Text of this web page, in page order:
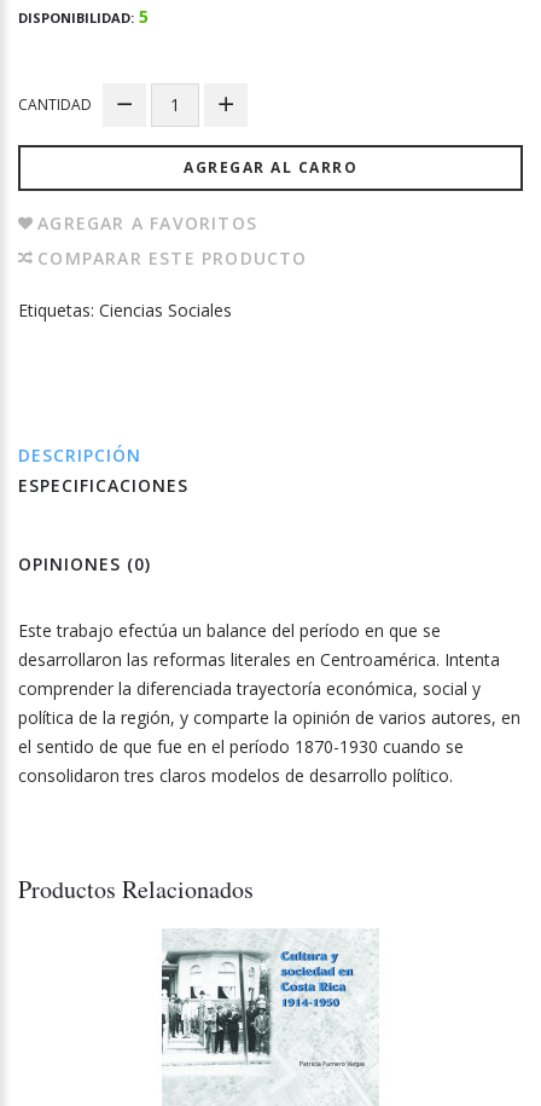
DISPONIBILIDAD: 5
CANTIDAD
AGREGAR AL CARRO
AGREGAR A FAVORITOS
COMPARAR ESTE PRODUCTO
Etiquetas: Ciencias Sociales
DESCRIPCIÓN
ESPECIFICACIONES
OPINIONES (0)
Este trabajo efectúa un balance del período en que se
desarrollaron las reformas literales en Centroamérica. Intenta
comprender la diferenciada trayectoría económica, social y
política de la región, y comparte la opinión de varios autores, en
el sentido de que fue en el período 1870-1930 cuando se
consolidaron tres claros modelos de desarrollo político.
Productos Relacionados